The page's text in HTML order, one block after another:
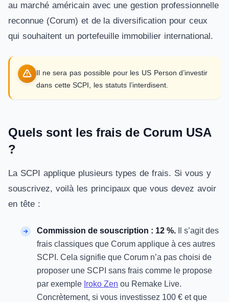
au marché américain avec une gestion professionnelle
reconnue (Corum) et de la diversification pour ceux
qui souhaitent un portefeuille immobilier international.
Il ne sera pas possible pour les US Person d’investir
dans cette SCPI, les statuts l’interdisent.
Quels sont les frais de Corum USA
?
La SCPI applique plusieurs types de frais. Si vous y
souscrivez, voilà les principaux que vous devez avoir
en tête :
Commission de souscription : 12 %. Il s’agit des
frais classiques que Corum applique à ces autres
SCPI. Cela signifie que Corum n’a pas choisi de
proposer une SCPI sans frais comme le propose
par exemple Iroko Zen ou Remake Live.
Concrètement, si vous investissez 100 € et que